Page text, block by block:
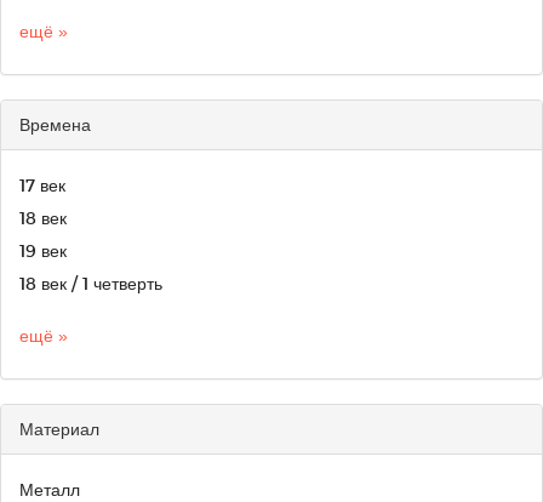
ещё »
Времена
17 век
18 век
19 век
18 век / 1 четверть
ещё »
Материал
Металл